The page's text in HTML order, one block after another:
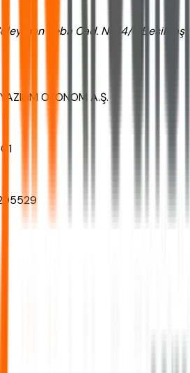
Seba Cad. No:14/5 Beşiktaş
OTONOM A.Ş.